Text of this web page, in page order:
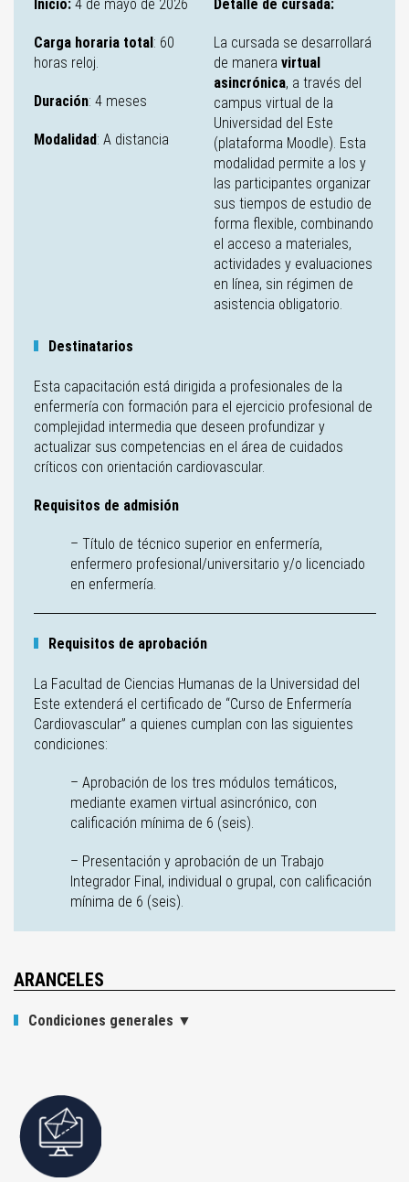
Inicio: 4 de mayo de 2026
Carga horaria total: 60
horas reloj.
Duración: 4 meses
Modalidad: A distancia
Detalle de cursada:
La cursada se desarrollará
de manera virtual
asincrónica, a través del
campus virtual de la
Universidad del Este
(plataforma Moodle). Esta
modalidad permite a los y
las participantes organizar
sus tiempos de estudio de
forma flexible, combinando
el acceso a materiales,
actividades y evaluaciones
en línea, sin régimen de
asistencia obligatorio.
Destinatarios
Esta capacitación está dirigida a profesionales de la
enfermería con formación para el ejercicio profesional de
complejidad intermedia que deseen profundizar y
actualizar sus competencias en el área de cuidados
críticos con orientación cardiovascular.
Requisitos de admisión
– Título de técnico superior en enfermería,
enfermero profesional/universitario y/o licenciado
en enfermería.
Requisitos de aprobación
La Facultad de Ciencias Humanas de la Universidad del
Este extenderá el certificado de “Curso de Enfermería
Cardiovascular” a quienes cumplan con las siguientes
condiciones:
– Aprobación de los tres módulos temáticos,
mediante examen virtual asincrónico, con
calificación mínima de 6 (seis).
– Presentación y aprobación de un Trabajo
Integrador Final, individual o grupal, con calificación
mínima de 6 (seis).
ARANCELES
Condiciones generales ▼